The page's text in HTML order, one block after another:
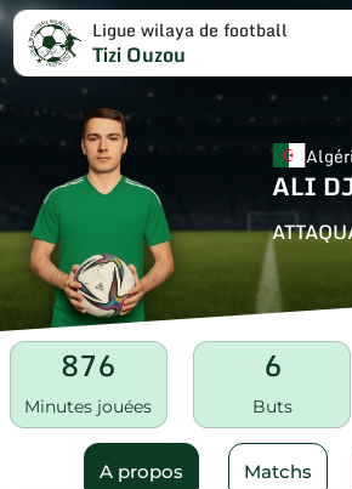
Ligue wilaya de football
Tizi Ouzou
ALI
876
Minutes jouées
6
Buts
A propos Matchs